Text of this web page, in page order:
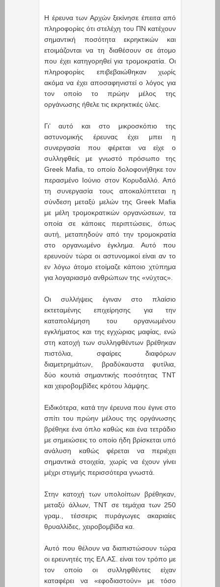
Η έρευνα των Αρχών ξεκίνησε έπειτα από
πληροφορίες ότι στελέχη του ΠΝ κατέχουν
σημαντική ποσότητα εκρηκτικών και
ετοιμάζονται να τη διαθέσουν σε άτομο
που έχει κατηγορηθεί για τρομοκρατία. Οι
πληροφορίες επιβεβαιώθηκαν χωρίς
ακόμα να έχει αποσαφηνιστεί ο λόγος για
τον οποίο το πρώην μέλος της
οργάνωσης ήθελε τις εκρηκτικές ύλες.
Γι’ αυτό και στο μικροσκόπιο της
αστυνομικής έρευνας έχει μπει η
συνεργασία που φέρεται να είχε ο
συλληφθείς με γνωστό πρόσωπο της
Greek Mafia, το οποίο δολοφονήθηκε τον
περασμένο Ιούνιο στον Κορυδαλλό. Από
τη συνεργασία τους αποκαλύπτεται η
σύνδεση μεταξύ μελών της Greek Mafia
με μέλη τρομοκρατικών οργανώσεων, τα
οποία σε κάποιες περιπτώσεις, όπως
αυτή, μεταπηδούν από την τρομοκρατία
στο οργανωμένο έγκλημα. Αυτό που
ερευνούν τώρα οι αστυνομικοί είναι αν το
εν λόγω άτομο ετοίμαζε κάποιο χτύπημα
για λογαριασμό ανθρώπων της «νύχτας».
Οι συλλήψεις έγιναν στο πλαίσιο
εκτεταμένης επιχείρησης για την
καταπολέμηση του οργανωμένου
εγκλήματος και της εγχώριας μαφίας, ενώ
στη κατοχή των συλληφθέντων βρέθηκαν
πιστόλια, σφαίρες διαφόρων
διαμετρημάτων, βραδύκαυστα φυτίλια,
δύο κουτιά σημαντικής ποσότητας ΤΝΤ
και χειροβομβίδες κρότου λάμψης.
Ειδικότερα, κατά την έρευνα που έγινε στο
σπίτι του πρώην μέλους της οργάνωσης
βρέθηκε ένα όπλο καθώς και ένα τετράδιο
με σημειώσεις το οποίο ήδη βρίσκεται υπό
ανάλυση καθώς φέρεται να περιέχει
σημαντικά στοιχεία, χωρίς να έχουν γίνει
μέχρι στιγμής περισσότερα γνωστά.
Στην κατοχή των υπολοίπων βρέθηκαν,
μεταξύ άλλων, TNT σε τεμάχια των 250
γραμ., τέσσερις πυράγωγες ακαριαίες
θρυαλλίδες, χειροβομβίδα κα.
Αυτό που θέλουν να διαπιστώσουν τώρα
οι ερευνητές της ΕΛ.ΑΣ. είναι τον τρόπο με
τον οποίο οι συλληφθέντες είχαν
καταφέρει να «εφοδιαστούν» με τόσο